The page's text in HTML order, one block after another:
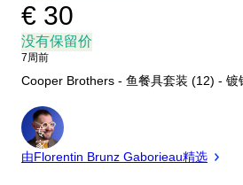
€ 30
没有保留价
7周前
Cooper Brothers - 鱼餐具套装 (12) - 镀
专
家
由Florentin Brunz Gaborieau精选